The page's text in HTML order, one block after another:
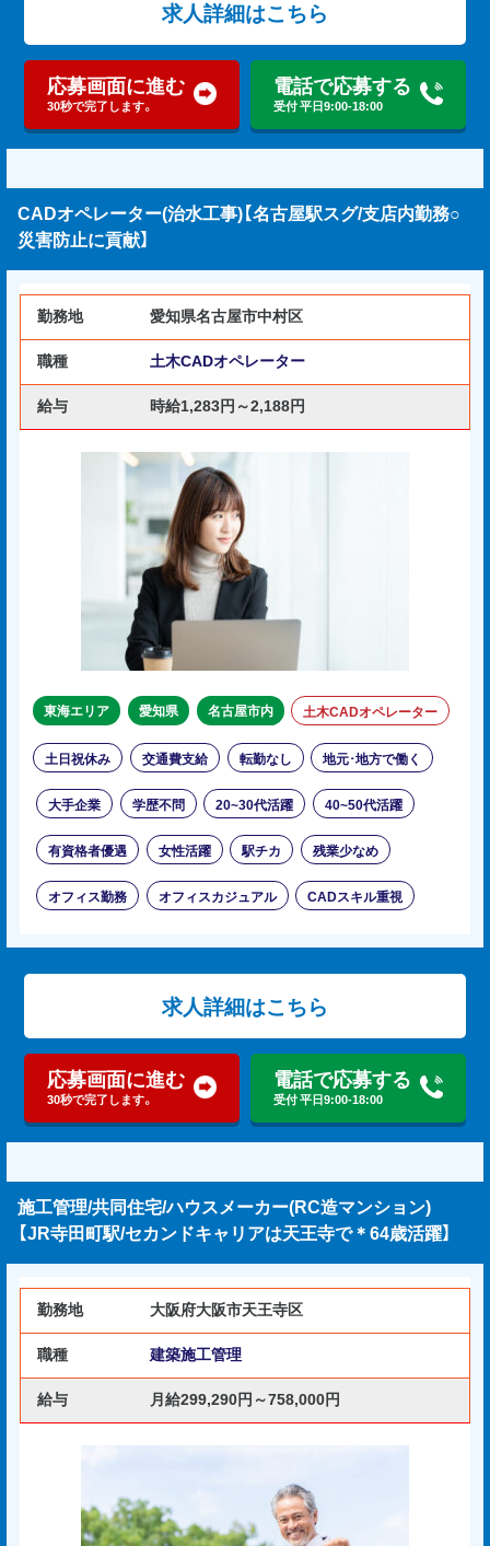
求人詳細はこちら
応募画面に進む
30秒で完了します。
電話で応募する
受付 平日9:00-18:00
CADオペレーター(治水工事)【名古屋駅スグ/支店内勤務○
災害防止に貢献】
勤務地 愛知県名古屋市中村区
職種 土木CADオペレーター
給与 時給1,283円～2,188円
東海エリア 愛知県 名古屋市内 土木CADオペレーター
土日祝休み 交通費支給 転勤なし 地元･地方で働く
大手企業 学歴不問 20~30代活躍 40~50代活躍
有資格者優遇 女性活躍 駅チカ 残業少なめ
オフィス勤務 オフィスカジュアル CADスキル重視
求人詳細はこちら
応募画面に進む
30秒で完了します。
電話で応募する
受付 平日9:00-18:00
施工管理/共同住宅/ハウスメーカー(RC造マンション)
【JR寺田町駅/セカンドキャリアは天王寺で＊64歳活躍】
勤務地 大阪府大阪市天王寺区
職種 建築施工管理
給与 月給299,290円～758,000円